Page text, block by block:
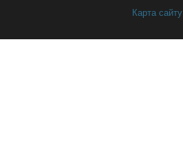
Карта сайту